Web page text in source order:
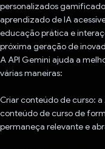
personalizados
aprendizado de IA
educação prática e
próxima geração de
A API Gemini ajuda a
várias maneiras:
Criar conteúdo de curso:
conteúdo de curso de
permaneça relevante e